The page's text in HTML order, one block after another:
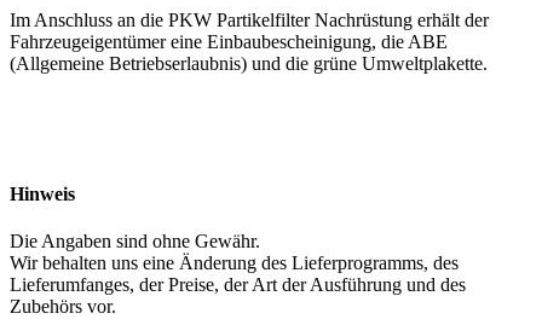
Im Anschluss an die PKW Partikelfilter Nachrüstung erhält der
Fahrzeugeigentümer eine Einbaubescheinigung, die ABE
(Allgemeine Betriebserlaubnis) und die grüne Umweltplakette.
Hinweis
Die Angaben sind ohne Gewähr.
Wir behalten uns eine Änderung des Lieferprogramms, des
Lieferumfanges, der Preise, der Art der Ausführung und des
Zubehörs vor.